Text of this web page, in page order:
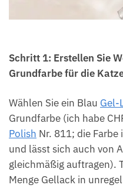
Schritt 1: Erstellen Sie
Grundfarbe für die
Wählen Sie ein Blau Gel-
Grundfarbe (ich habe
Polish Nr. 811; die
und lässt sich auch von
gleichmäßig auftragen).
Menge Gellack in